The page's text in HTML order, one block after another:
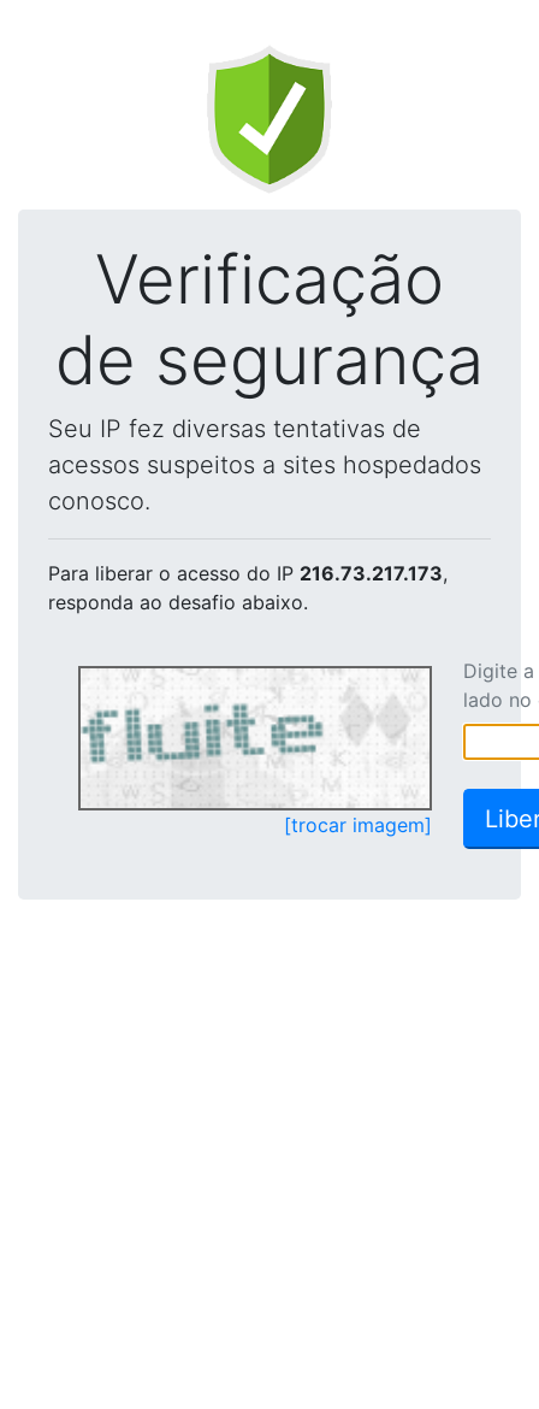
Verificação
de segurança
Seu IP fez diversas tentativas de
acessos suspeitos a sites hospedados
conosco.
Para liberar o acesso do IP 216.73.217.173,
responda ao desafio abaixo.
[trocar imagem]
Digite
lado no